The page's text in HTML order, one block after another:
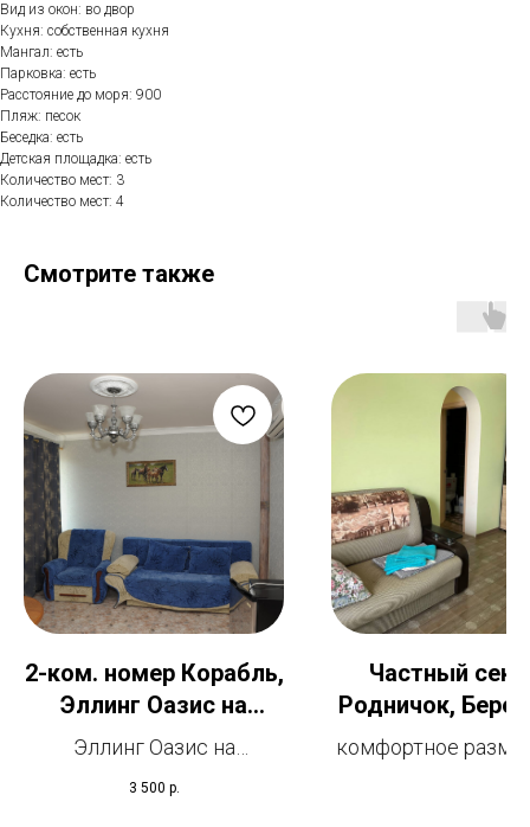
Вид из окон: во двор
Кухня: собственная кухня
Мангал: есть
Парковка: есть
Расстояние до моря: 900
Пляж: песок
Беседка: есть
Детская площадка: есть
Количество мест: 3
Количество мест: 4
Смотрите также
2-ком. номер Корабль,
Эллинг Оазис на
Черноморской
Эллинг Оазис на
Черноморской
3 500 р.
Частный
Родничок,
Феодосия,
Полулюкс
комфортное